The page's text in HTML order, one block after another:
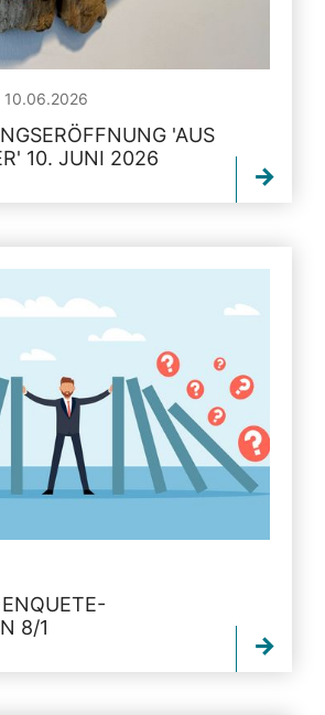
10.06.2026
'AUS
10. JUNI 2026
8/1